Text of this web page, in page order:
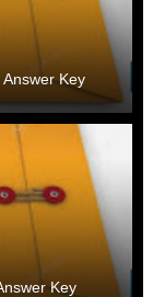
Key
Key